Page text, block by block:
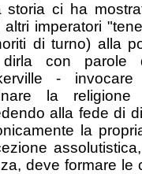
storia ci ha
altri imperatori
di turno) alla
con parole
-
la
alla fede di
la
deve formare le